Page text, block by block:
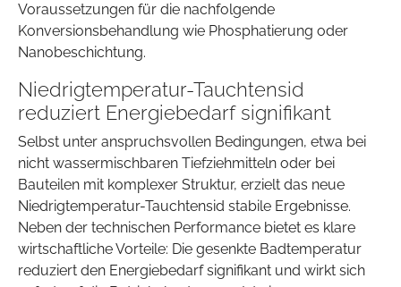
Voraussetzungen für die nachfolgende
Konversionsbehandlung wie Phosphatierung oder
Nanobeschichtung.
Niedrigtemperatur-Tauchtensid
reduziert Energiebedarf signifikant
Selbst unter anspruchsvollen Bedingungen, etwa bei
nicht wassermischbaren Tiefziehmitteln oder bei
Bauteilen mit komplexer Struktur, erzielt das neue
Niedrigtemperatur-Tauchtensid stabile Ergebnisse.
Neben der technischen Performance bietet es klare
wirtschaftliche Vorteile: Die gesenkte Badtemperatur
reduziert den Energiebedarf signifikant und wirkt sich